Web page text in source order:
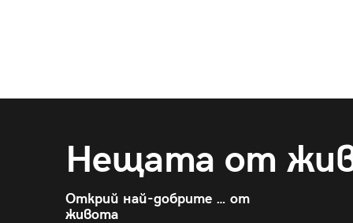
Нещата от
Открий най-добрите … от
живота